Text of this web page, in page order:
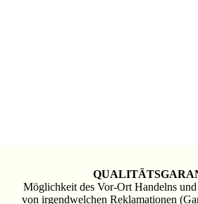
Möglichkeit des Vor-Ort Handelns
von irgendwelchen Reklamationen